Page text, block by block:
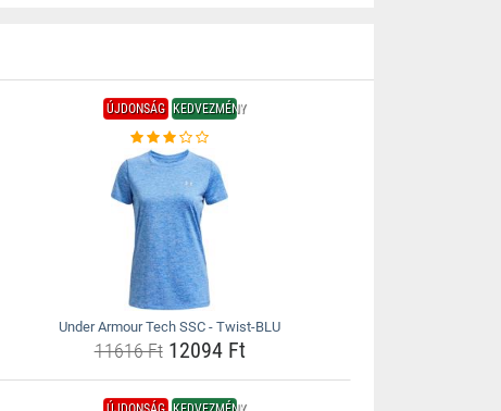
ÚJDONSÁG KEDVEZMÉNY
Under Armour Tech SSC - Twist-BLU
11616 Ft12094 Ft